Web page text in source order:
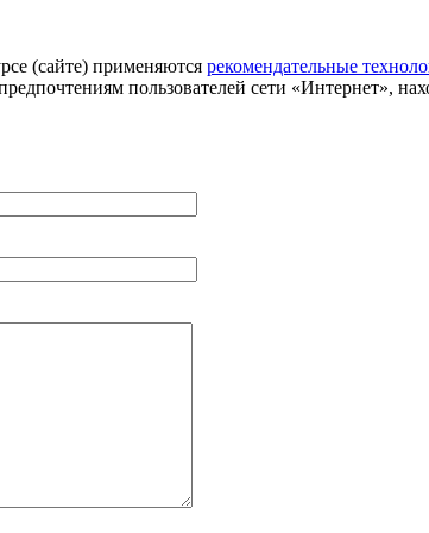
(сайте) применяются рекомендательные
пользователей сети «Интернет»,